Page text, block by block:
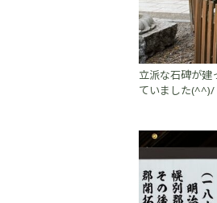
立派な石碑が
ていました(^^)/